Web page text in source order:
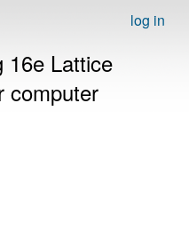
log in
16e Lattice
computer